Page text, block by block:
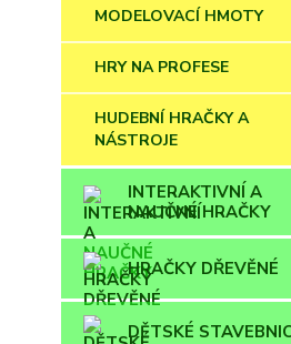
MODELOVACÍ HMOTY
HRY NA PROFESE
HUDEBNÍ HRAČKY A
NÁSTROJE
INTERAKTIVNÍ A
NAUČNÉ HRAČKY
HRAČKY DŘEVĚNÉ
DĚTSKÉ